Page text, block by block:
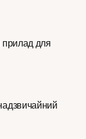
прилад для